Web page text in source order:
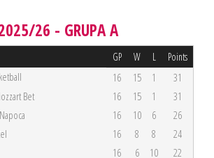
26 - GRUPA A
GP W L Points
16 15 1
31
Bet 16 15 1
31
16 10 6
26
16 8 8
24
16 6 10 22